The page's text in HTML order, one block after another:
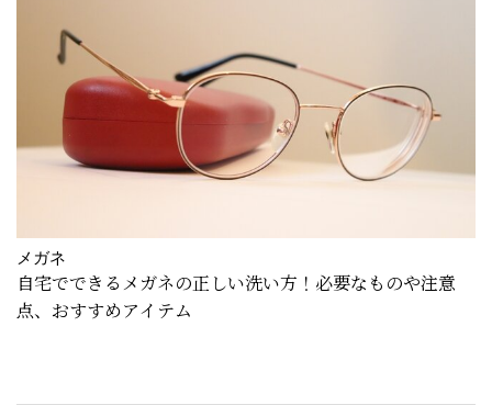
メガネ
自宅でできるメガネの正しい洗い方！必要なものや注意
点、おすすめアイテム